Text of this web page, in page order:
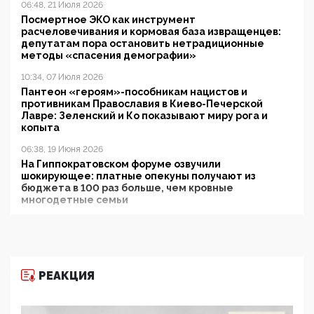
06:48, 21 Июля 2026
Посмертное ЭКО как инструмент
расчеловечивания и кормовая база извращенцев:
депутатам пора остановить нетрадиционные
методы «спасения демографии»
10:34, 07 Июля 2026
Пантеон «героям»-пособникам нацистов и
противникам Православия в Киево-Печерской
Лавре: Зеленский и Ко показывают миру рога и
копыта
06:38, 19 Июня 2026
На Гиппократовском форуме озвучили
шокирующее: платные опекуны получают из
бюджета в 100 раз больше, чем кровные
многодетные семьи
11:53, 09 Июня 2026
деятельность ИИТО ЮНЕСКО в России, но
РЕАКЦИЯ